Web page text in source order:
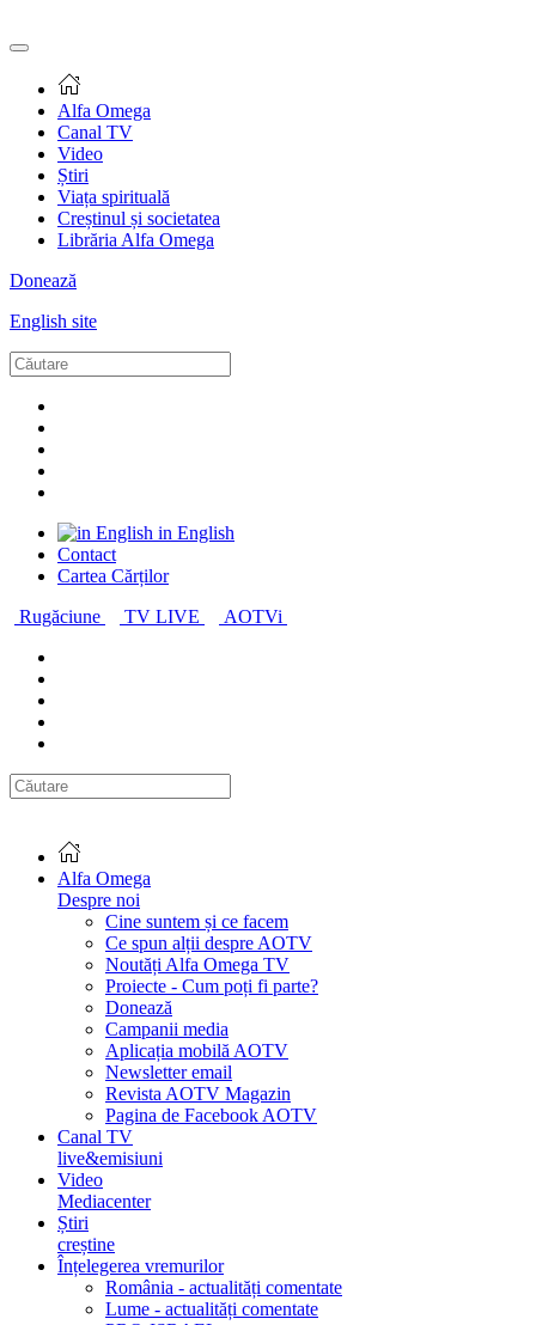
Alfa Omega
Canal TV
Video
Știri
Viața spirituală
Creștinul și societatea
Librăria Alfa Omega
Donează
English site
in English
Contact
Cartea Cărților
Rugăciune
TV LIVE AOTVi
Alfa Omega
Despre noi
Cine suntem și ce facem
Ce spun alții despre AOTV
Noutăți Alfa Omega TV
Proiecte - Cum poți fi parte?
Donează
Campanii media
Aplicația mobilă AOTV
Newsletter email
Revista AOTV Magazin
Pagina de Facebook AOTV
Canal TV
live&emisiuni
Video
Mediacenter
Știri
creștine
Înțelegerea vremurilor
România - actualități comentate
Lume - actualități comentate